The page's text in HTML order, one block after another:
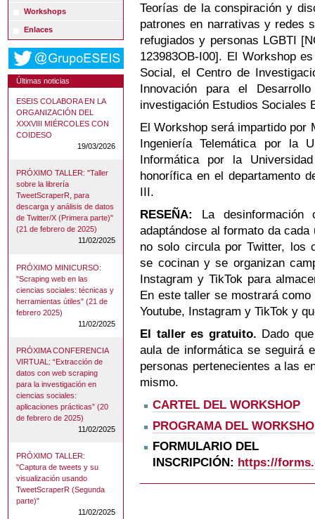
Workshops
Enlaces
Últimas noticias
ESEIS COLABORA EN LA
ORGANIZACIÓN DEL
XXXVIII MIÉRCOLES CON
COIDESO
19/03/2026
PRÓXIMO TALLER: "Taller
sobre la librería
TweetScraperR, para
descarga y análisis de datos
de Twitter/X (Primera parte)"
(21 de febrero de 2025)
11/02/2025
PRÓXIMO MINICURSO:
"Scraping web en las
ciencias sociales: técnicas y
herramientas útiles" (21 de
febrero 2025)
11/02/2025
PRÓXIMA CONFERENCIA
VIRTUAL: “Extracción de
datos con web scraping
para la investigación en
ciencias sociales:
aplicaciones prácticas” (20
de febrero de 2025)
11/02/2025
PRÓXIMO TALLER:
"Captura de tweets y su
visualización usando
TweetScraperR (Segunda
parte)"
11/02/2025
Teorías de la conspiración y
patrones en narrativas y redes
refugiados y personas LGBTI
123983OB-I00]. El Workshop
Social, el Centro de
Innovación para el
investigación Estudios Sociales
El Workshop será impartido por
Ingeniería Telemática por la
Informática por la
honorífica en el departamento
III.
RESEÑA:
La desinformación
adaptándose al formato da
no solo circula por Twitter, los
se cocinan y se organizan
Instagram y TikTok para
En este taller se mostrará
Youtube, Instagram y TikTok y
El taller es gratuito. Dado
aula de informática se seguirá
personas pertenecientes a las
mismo.
CARTEL DEL WORKSHOP
PROGRAMA DEL
FORMULARIO DEL
INSCRIPCIÓN: https://